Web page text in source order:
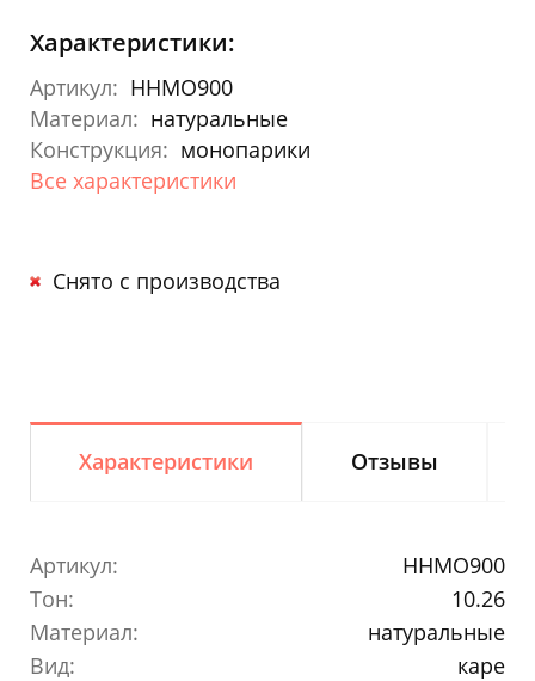
Характеристики:
Артикул: HHMO900
Материал: натуральные
Конструкция: монопарики
Все характеристики
Снято с производства
Характеристики Отзывы
Артикул:
HHMO900
Тон:
10.26
Материал:
натуральные
Вид:
каре